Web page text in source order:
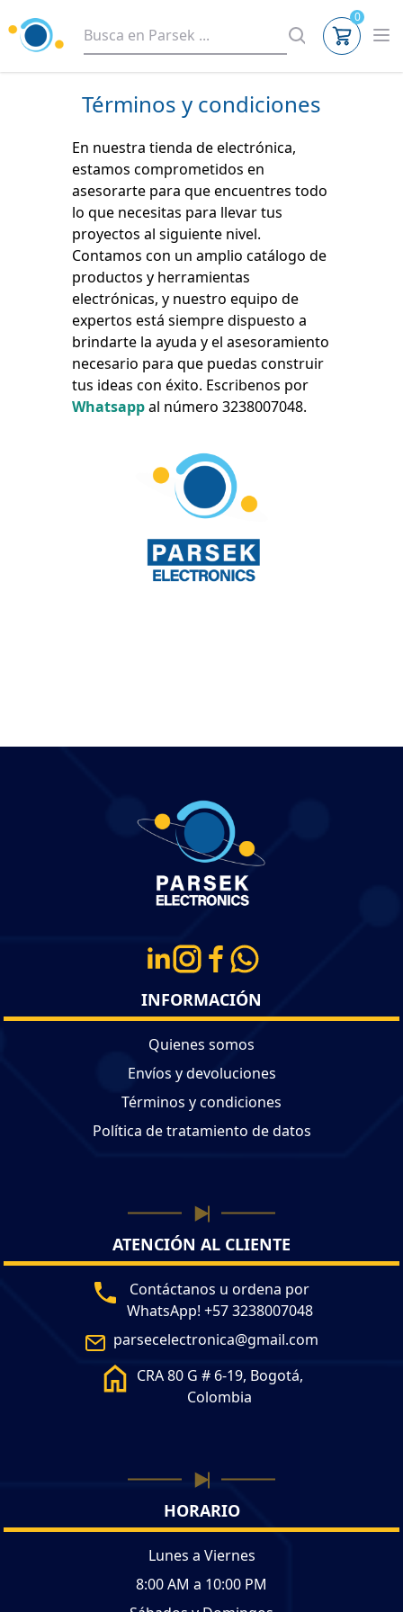
0
Términos y condiciones
En nuestra tienda de electrónica,
estamos comprometidos en
asesorarte para que encuentres todo
lo que necesitas para llevar tus
proyectos al siguiente nivel.
Contamos con un amplio catálogo de
productos y herramientas
electrónicas, y nuestro equipo de
expertos está siempre dispuesto a
brindarte la ayuda y el asesoramiento
necesario para que puedas construir
tus ideas con éxito. Escribenos por
Whatsappal número 3238007048.
INFORMACIÓN
Quienes somos
Envíos y devoluciones
Términos y condiciones
Política de tratamiento de datos
ATENCIÓN AL CLIENTE
Contáctanos u ordena por
WhatsApp! +57 3238007048
parsecelectronica@gmail.com
CRA 80 G # 6-19, Bogotá,
Colombia
HORARIO
Lunes a Viernes
8:00 AM a 10:00 PM